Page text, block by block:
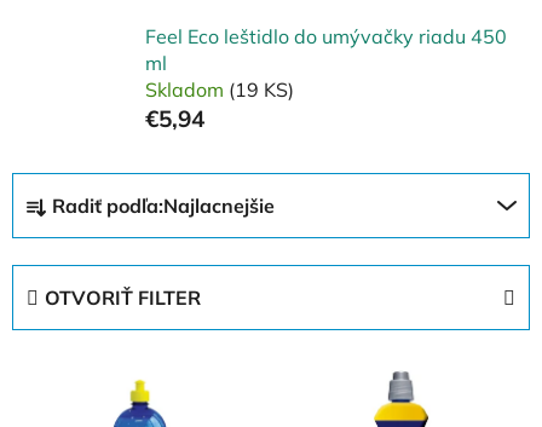
Feel Eco leštidlo do umývačky riadu 450
ml
Skladom (19 KS)
€5,94
d
Radiť podľa:Najlacnejšie
OTVORIŤ FILTER